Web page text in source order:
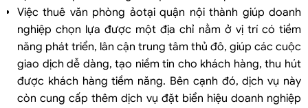
Việc thuê văn phòng ảotại quận nội thành giúp doanh
nghiệp chọn lựa được một địa chỉ nằm ở vị trí có tiềm
năng phát triển, lân cận trung tâm thủ đô, giúp các cuộc
giao dịch dễ dàng, tạo niềm tin cho khách hàng, thu hút
được khách hàng tiềm năng. Bên cạnh đó, dịch vụ này
còn cung cấp thêm dịch vụ đặt biển hiệu doanh nghiệp